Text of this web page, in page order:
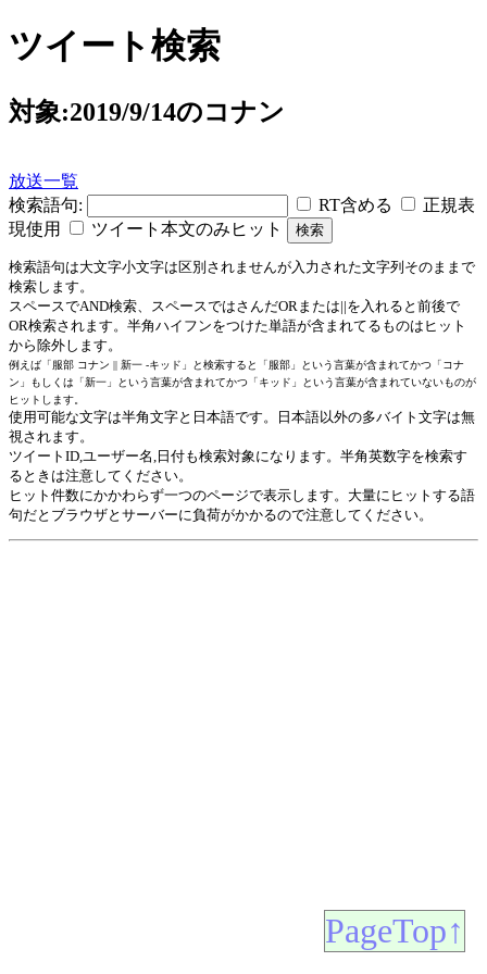
ツイート検索
対象:2019/9/14のコナン
放送一覧
検索語句:
RT含める
正規表
現使用
ツイート本文のみヒット
検索語句は大文字小文字は区別されませんが入力された文字列そのままで
検索します。
スペースでAND検索、スペースではさんだORまたは||を入れると前後で
OR検索されます。半角ハイフンをつけた単語が含まれてるものはヒット
から除外します。
例えば「服部 コナン || 新一 -キッド」と検索すると「服部」という言葉が含まれてかつ「コナ
ン」もしくは「新一」という言葉が含まれてかつ「キッド」という言葉が含まれていないものが
ヒットします。
使用可能な文字は半角文字と日本語です。日本語以外の多バイト文字は無
視されます。
ツイートID,ユーザー名,日付も検索対象になります。半角英数字を検索す
るときは注意してください。
ヒット件数にかかわらず一つのページで表示します。大量にヒットする語
句だとブラウザとサーバーに負荷がかかるので注意してください。
PageTop↑